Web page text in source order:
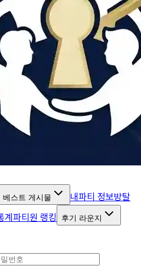
베스트 게시물 내파티 정보방탈
계파티원 랭킹 후기 라운지